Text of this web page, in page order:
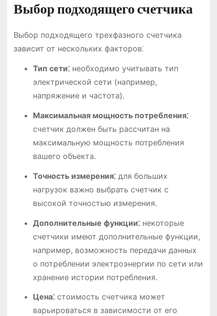
Выбор подходящего счетчика
Выбор подходящего трехфазного счетчика
зависит от нескольких факторов⁚
Тип сети⁚необходимо учитывать тип
электрической сети (например,
напряжение и частота).
Максимальная мощность потребления⁚
счетчик должен быть рассчитан на
максимальную мощность потребления
вашего объекта.
Точность измерения⁚для больших
нагрузок важно выбрать счетчик с
высокой точностью измерения.
Дополнительные функции⁚некоторые
счетчики имеют дополнительные функции,
например, возможность передачи данных
о потреблении электроэнергии по сети или
хранение истории потребления.
Цена⁚стоимость счетчика может
варьироваться в зависимости от его